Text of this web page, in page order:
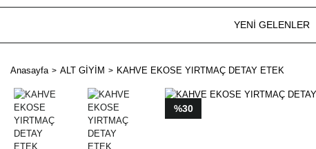
YENİ GELENLER
Anasayfa ALT GİYİM KAHVE EKOSE YIRTMAÇ DETAY ETEK
%30